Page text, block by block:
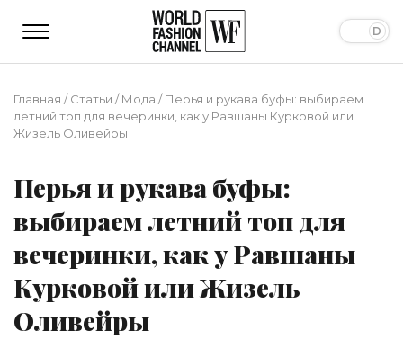
Главная /Статьи /Мода /Перья и рукава буфы: выбираем
летний топ для вечеринки, как у Равшаны Курковой или
Жизель Оливейры
Перья и рукава буфы:
выбираем летний топ для
вечеринки, как у Равшаны
Курковой или Жизель
Оливейры